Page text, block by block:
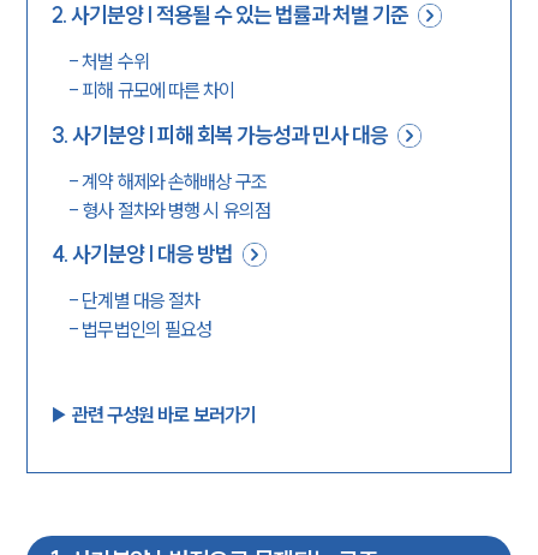
2.사기분양 | 적용될 수 있는 법률과 처벌 기준
-처벌 수위
- 피해 규모에 따른 차이
3.사기분양 | 피해 회복 가능성과 민사 대응
-계약 해제와 손해배상 구조
- 형사 절차와 병행 시 유의점
4.사기분양 | 대응 방법
- 단계별 대응 절차
- 법무법인의 필요성
▶︎ 관련 구성원 바로 보러가기